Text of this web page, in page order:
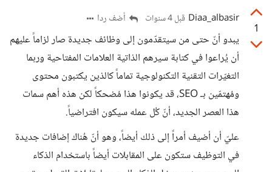
1
Diaa_albasir قبل 4 سنوات أضف ردا
يبدو أنّ حتى من سيتقدّمون إلى وظائف جديدة صار لزاماً عليهم
أن يُراعوا في كتابة سيرهم الذاتية العلامات المفتاحية وربما
التغيّرات التقنية التكنولوجية تماماً كالذين يكتبون محتوى
ومُهتمّين بـ SEO، قد يكونوا هذا مُضحكاً لكن هذه أهم سمات
هذا العصر الجديد، أنّ كُل عمله سيكون افتراضياً.
عليّ أن أضيف أمراً إلى ذلك أيضاً، وهو أنّ هُناك إضافات جديدة
في التوظيف ستكون على المقابلات أيضاً باستخدام الذكاء